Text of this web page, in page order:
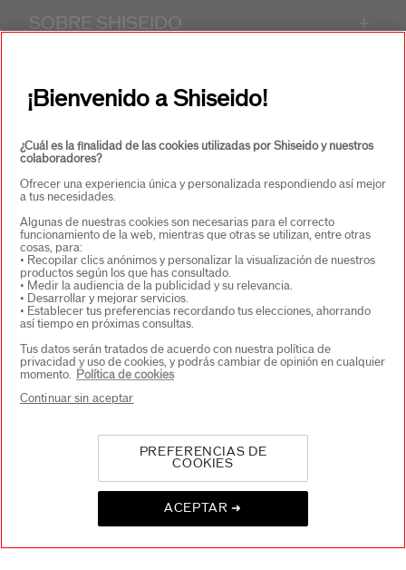
SOBRE SHISEIDO +
CONTACTO +
SELECCIONA PAÍS/REGIÓN
EU Persona responsable de los productos
57 RUE DE VILLIERS
Copyright © 2026 Shiseido Co., Ltd. Todos los derechos
¡Bienvenido a Shiseido!
¿Cuál es la finalidad de las cookies utilizadas por Shiseido y nuestros
colaboradores?
Ofrecer una experiencia única y personalizada respondiendo así mejor
a tus necesidades.
Algunas de nuestras cookies son necesarias para el correcto
funcionamiento de la web, mientras que otras se utilizan, entre otras
cosas, para:
• Recopilar clics anónimos y personalizar la visualización de nuestros
productos según los que has consultado.
• Medir la audiencia de la publicidad y su relevancia.
• Desarrollar y mejorar servicios.
• Establecer tus preferencias recordando tus elecciones, ahorrando
así tiempo en próximas consultas.
Tus datos serán tratados de acuerdo con nuestra política de
privacidad y uso de cookies, y podrás cambiar de opinión en cualquier
momento. Política de cookies
ACEPTAR ➜
PREFERENCIAS DE
COOKIES
Continuar sin aceptar